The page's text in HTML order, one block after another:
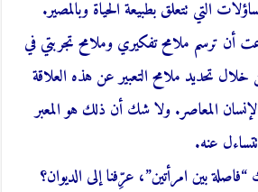
التي تتعلق بطبيعة الحياة وبالمصير.
أن ترسم ملامح تفكيري وملامح تجربتي في
خلال تحديد ملامح التعبير عن هذه العلاقة
المعاصر. ولا شك أن ذلك هو المعبر
عنه.
بين امرأتين”، عرِّفنا إلى الديوان؟